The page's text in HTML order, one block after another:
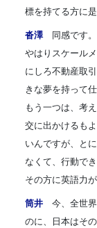
標を持てる方に
沓澤同感です。
やはりスケール
にしろ不動産取
きな夢を持って
もう一つは、考
交に出かけるも
いんですが、と
なくて、行動で
その方に英語力
筒井 今、全世界
のに、日本はそ